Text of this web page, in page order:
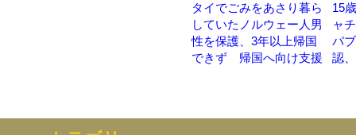
タイでごみをあさり暮ら
していたノルウェー人男
性を保護、3年以上帰国
できず 帰国へ向け支援
15
ャ
パ
認